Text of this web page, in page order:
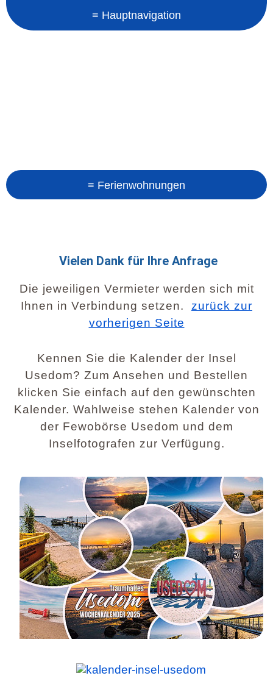
Vielen Dank für Ihre Anfrage
Die jeweiligen Vermieter werden sich mit
Ihnen in Verbindung setzen. zurück zur
vorherigen Seite
Kennen Sie die Kalender der Insel
Usedom? Zum Ansehen und Bestellen
klicken Sie einfach auf den gewünschten
Kalender. Wahlweise stehen Kalender von
der Fewobörse Usedom und dem
Inselfotografen zur Verfügung.